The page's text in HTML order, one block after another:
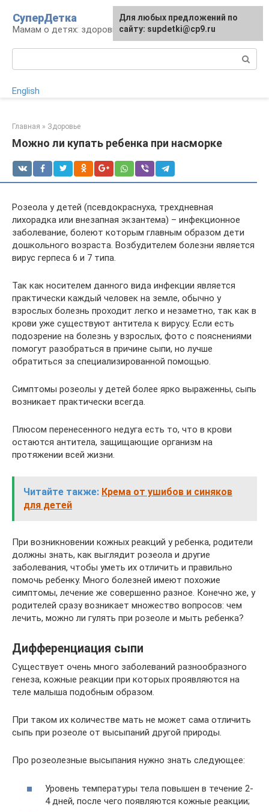
контенту
СуперДетка
Мамам о детях: здоровье, уход, развитие
English
Главная » Здоровье
Можно ли купать ребенка при насморке
Розеола у детей (псевдокраснуха, трехдневная
лихорадка или внезапная экзантема) – инфекционное
заболевание, болеют которым главным образом дети
дошкольного возраста. Возбудителем болезни является
вирус герпеса 6 и 7 типа.
Так как носителем данного вида инфекции является
практически каждый человек на земле, обычно у
взрослых болезнь проходит легко и незаметно, так как в
крови уже существуют антитела к вирусу. Если есть
подозрение на болезнь у взрослых, фото с пояснениями
помогут разобраться в причине сыпи, но лучше
обратиться за специализированной помощью.
Симптомы розеолы у детей более ярко выраженны, сыпь
возникает практически всегда.
Плюсом перенесенного недуга есть то, что в крови
остаются антитела, защищающие организм на
протяжении всей жизни.
Читайте также: Крема от ушибов и синяков
для детей
При возникновении кожных реакций у ребенка, родители
должны знать, как выглядит розеола и другие
заболевания, чтобы уметь их отличить и правильно
помочь ребенку. Много болезней имеют похожие
симптомы, лечение же совершенно разное. Конечно же, у
родителей сразу возникает множество вопросов: чем
лечить, можно ли гулять при розеоле и мыть ребенка?
Дифференциация сыпи
Существует очень много заболеваний разнообразного
генеза, кожные реакции при которых проявляются на
теле малыша подобным образом.
При таком их количестве мать не может сама отличить
сыпь при розеоле от высыпаний другой природы.
Про розеолезные высыпания нужно знать следующее:
Уровень температуры тела повышен в течение 2-
4 дней, после чего появляются кожные реакции;
Для любых предложений по
сайту: supdetki@cp9.ru